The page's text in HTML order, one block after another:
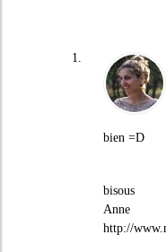
bien =D
bisous
Anne
http://